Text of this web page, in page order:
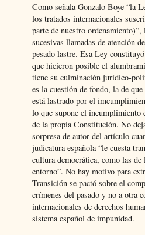
Como señala Gonzalo Boye “la
los tratados internacionales
parte de nuestro
sucesivas llamadas de atención
pesado lastre. Esa Ley
que hicieron posible el
tiene su culminación jurídico-
es la cuestión de fondo, la de
está lastrado por el
lo que supone el
de la propia Constitución. No
sorpresa de autor del artículo
judicatura española “le cuesta
cultura democrática, como las de
entorno”. No hay motivo para
Transición se pactó sobre el
crímenes del pasado y no a otra
internacionales de derechos
sistema español de impunidad.